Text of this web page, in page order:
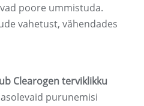
poore ummistuda.
vahetust, vähendades
Clearogen terviklikku
purunemisi